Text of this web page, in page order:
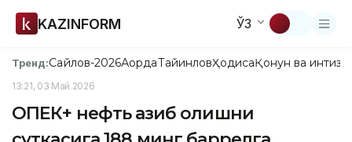
KAZINFORM ЎЗ
Тренд:Сайлов-2026АқордаТайинловҲодисаҚонун ва
13:21, 03 Май 2026
ОПЕК+ нефть қазиб олишни